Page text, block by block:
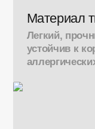
Материал
Легкий,
устойчив к